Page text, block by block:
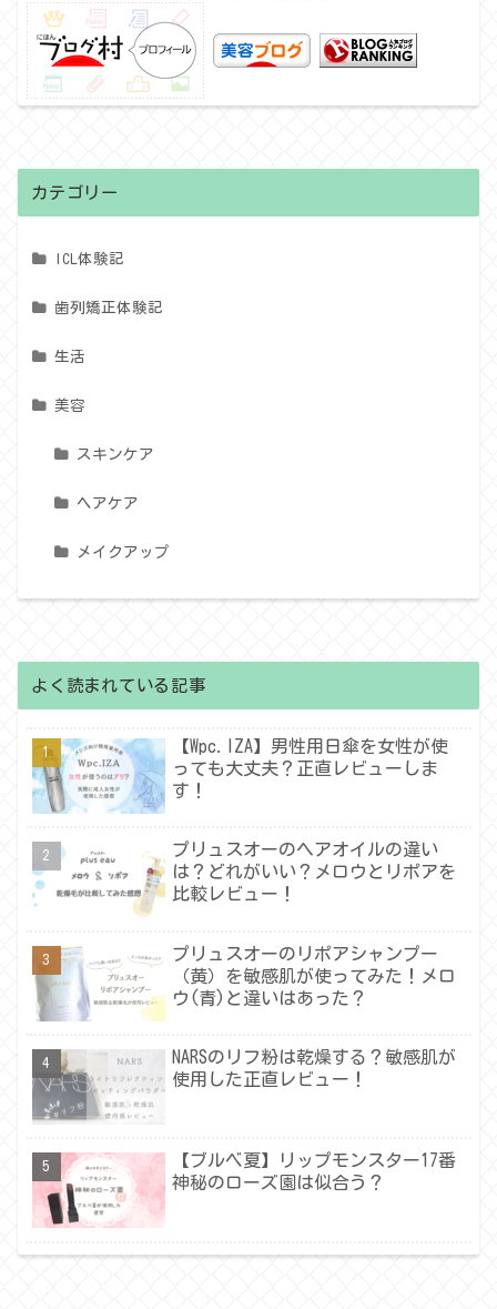
カテゴリー
ICL体験記
歯列矯正体験記
生活
美容
スキンケア
ヘアケア
メイクアップ
よく読まれている記事
【Wpc.IZA】男性用日傘を女性が使
っても大丈夫？正直レビューしま
す！
プリュスオーのヘアオイルの違い
は？どれがいい？メロウとリポアを
比較レビュー！
プリュスオーのリポアシャンプー
（黄）を敏感肌が使ってみた！メロ
ウ(青)と違いはあった？
NARSのリフ粉は乾燥する？敏感肌が
使用した正直レビュー！
【ブルベ夏】リップモンスター17番
神秘のローズ園は似合う？